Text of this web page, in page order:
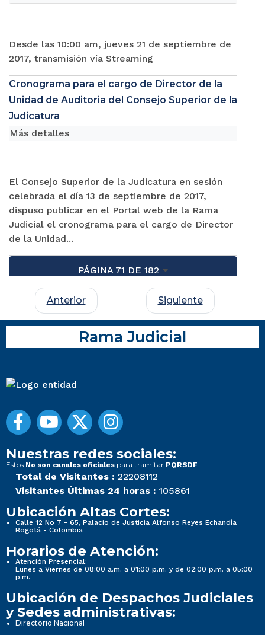
Desde las 10:00 am, jueves 21 de septiembre de
2017, transmisión vía Streaming
Cronograma para el cargo de Director de la
Unidad de Auditoria del Consejo Superior de la
Judicatura
El Consejo Superior de la Judicatura en sesión
celebrada el día 13 de septiembre de 2017,
dispuso publicar en el Portal web de la Rama
Judicial el cronograma para el cargo de Director
de la Unidad...
Más detalles
PÁGINA 71 DE 182
Anterior Siguiente
Rama Judicial
Nuestras redes sociales:
Estos No son canales oficiales para tramitar PQRSDF
Total de Visitantes : 22208112
Visitantes Últimas 24 horas : 105861
Ubicación Altas Cortes:
Calle 12 No 7 - 65, Palacio de Justicia Alfonso Reyes Echandía
Bogotá - Colombia
Horarios de Atención:
Atención Presencial:
Lunes a Viernes de 08:00 a.m. a 01:00 p.m. y de 02:00 p.m. a 05:00
p.m.
Ubicación de Despachos Judiciales
y Sedes administrativas:
Directorio Nacional